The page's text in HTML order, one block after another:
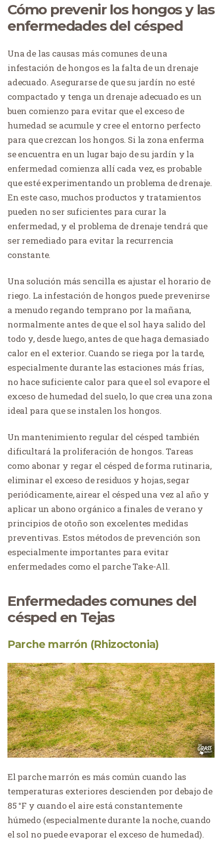
Cómo prevenir los hongos y las
enfermedades del césped
Una de las causas más comunes de una
infestación de hongos es la falta de un drenaje
adecuado. Asegurarse de que su jardín no esté
compactado y tenga un drenaje adecuado es un
buen comienzo para evitar que el exceso de
humedad se acumule y cree el entorno perfecto
para que crezcan los hongos. Si la zona enferma
se encuentra en un lugar bajo de su jardín y la
enfermedad comienza allí cada vez, es probable
que esté experimentando un problema de drenaje.
En este caso, muchos productos y tratamientos
pueden no ser suficientes para curar la
enfermedad, y el problema de drenaje tendrá que
ser remediado para evitar la recurrencia
constante.
Una solución más sencilla es ajustar el horario de
riego. La infestación de hongos puede prevenirse
a menudo regando temprano por la mañana,
normalmente antes de que el sol haya salido del
todo y, desde luego, antes de que haga demasiado
calor en el exterior. Cuando se riega por la tarde,
especialmente durante las estaciones más frías,
no hace suficiente calor para que el sol evapore el
exceso de humedad del suelo, lo que crea una zona
ideal para que se instalen los hongos.
Un mantenimiento regular del césped también
dificultará la proliferación de hongos. Tareas
como abonar y regar el césped de forma rutinaria,
eliminar el exceso de residuos y hojas, segar
periódicamente, airear el césped una vez al año y
aplicar un abono orgánico a finales de verano y
principios de otoño son excelentes medidas
preventivas. Estos métodos de prevención son
especialmente importantes para evitar
enfermedades como el parche Take-All.
Enfermedades comunes del
césped en Tejas
Parche marrón (Rhizoctonia)
El parche marrón es más común cuando las
temperaturas exteriores descienden por debajo de
85 °F y cuando el aire está constantemente
húmedo (especialmente durante la noche, cuando
el sol no puede evaporar el exceso de humedad).